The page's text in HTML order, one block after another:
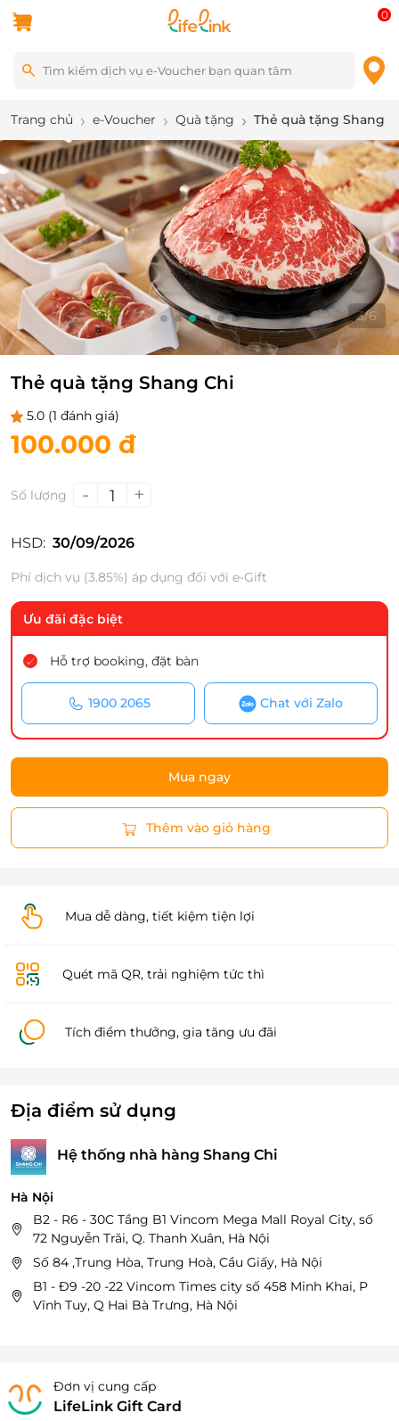
0
Trang chủ e-Voucher Quà tặng Thẻ quà tặng Shang
3/6
Thẻ quà tặng Shang Chi
5.0 (1 đánh giá)
100.000 đ
Số lượng - 1 +
HSD: 30/09/2026
Phí dịch vụ (3.85%) áp dụng đối với e-Gift
Ưu đãi đặc biệt
Hỗ trợ booking, đặt bàn
1900 2065 Chat với Zalo
Mua ngay
Thêm vào giỏ hàng
Mua dễ dàng, tiết kiệm tiện lợi
Quét mã QR, trải nghiệm tức thì
Tích điểm thưởng, gia tăng ưu đãi
Địa điểm sử dụng
Hệ thống nhà hàng Shang Chi
Hà Nội
B2 - R6 - 30C Tầng B1 Vincom Mega Mall Royal City, số
72 Nguyễn Trãi, Q. Thanh Xuân, Hà Nội
Số 84 ,Trung Hòa, Trung Hoà, Cầu Giấy, Hà Nội
B1 - Đ9 -20 -22 Vincom Times city số 458 Minh Khai, P
Vĩnh Tuy, Q Hai Bà Trưng, Hà Nội
Đơn vị cung cấp
LifeLink Gift Card